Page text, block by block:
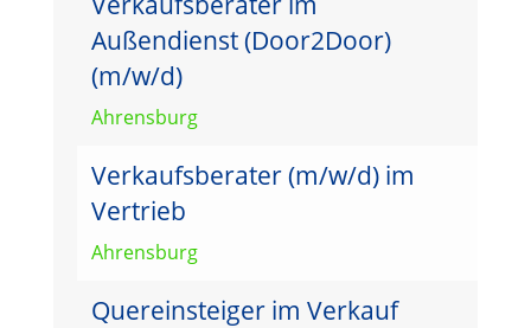
Außendienst (Door2Door)
(m/w/d)
Ahrensburg
Verkaufsberater (m/w/d) im
Vertrieb
Ahrensburg
Quereinsteiger im Verkauf